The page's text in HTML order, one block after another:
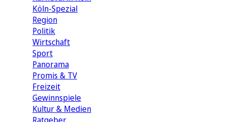
Köln-Spezial
Region
Politik
Wirtschaft
Sport
Panorama
Promis & TV
Freizeit
Gewinnspiele
Kultur & Medien